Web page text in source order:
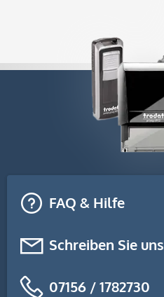
FAQ & Hilfe
Schreiben Sie uns
07156 / 1782730